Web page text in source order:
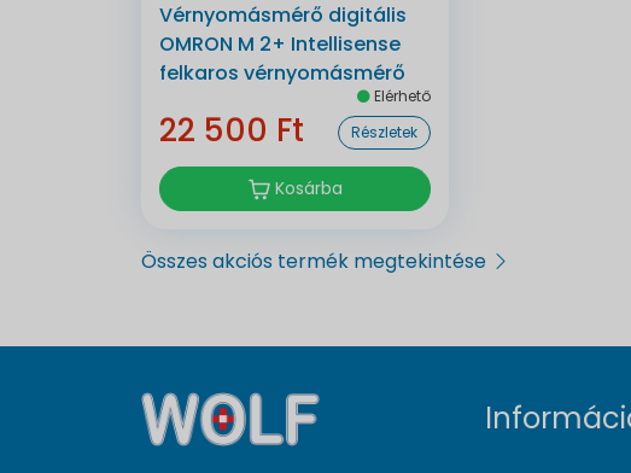
Vérnyomásmérő digitális
OMRON M 2+ Intellisense
felkaros vérnyomásmérő
Elérhető
22 500 Ft Részletek
Kosárba
Összes akciós termék megtekintése